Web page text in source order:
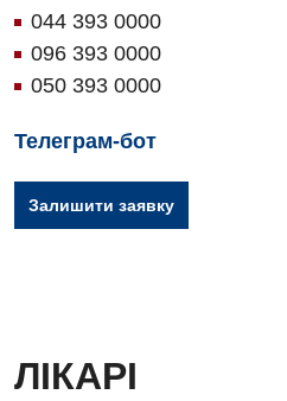
044 393 0000
096 393 0000
050 393 0000
Телеграм-бот
Залишити заявку
ЛІКАРІ